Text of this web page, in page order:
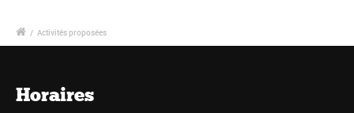
/ Activités proposées
Horaires